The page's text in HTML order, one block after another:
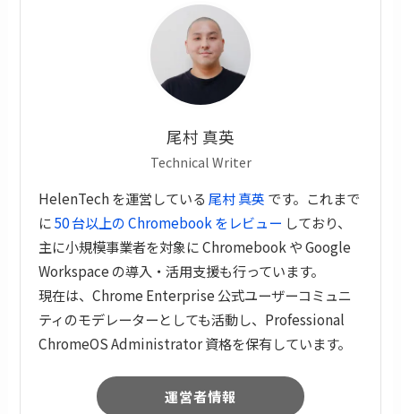
尾村 真英
Technical Writer
HelenTech を運営している 尾村 真英 です。これまで
に50 台以上の Chromebook をレビュー しており、
主に小規模事業者を対象に Chromebook や Google
Workspace の導入・活用支援も行っています。
現在は、Chrome Enterprise 公式ユーザーコミュニ
ティのモデレーターとしても活動し、Professional
ChromeOS Administrator 資格を保有しています。
運営者情報